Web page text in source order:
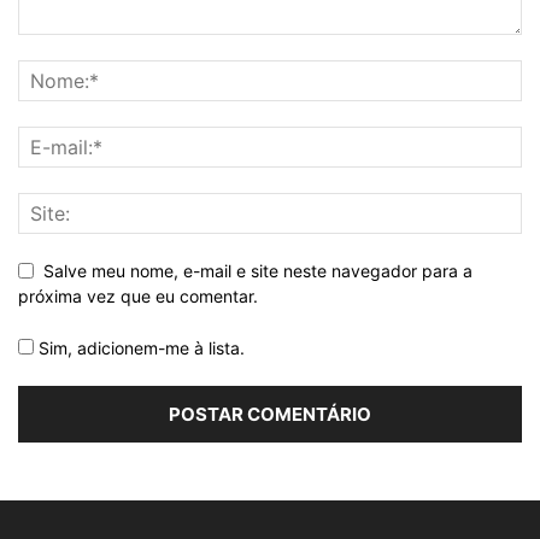
Salve meu nome, e-mail e site neste navegador para a
próxima vez que eu comentar.
Sim, adicionem-me à lista.